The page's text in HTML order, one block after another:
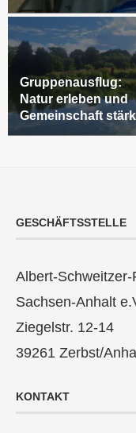
Gruppenausflug:
Natur erleben und
Gemeinschaft
GESCHÄFTSSTELLE
Albert-
Sachsen-Anhalt
Ziegelstr. 12-14
39261 Zerbst/
KONTAKT